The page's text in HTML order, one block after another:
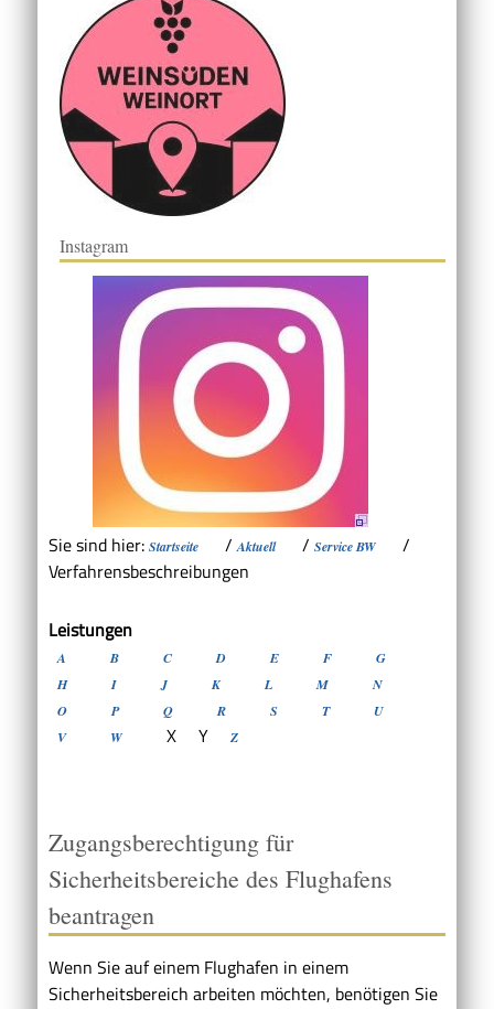
Instagram
Sie sind hier: Startseite /Aktuell / Service BW
/
Verfahrensbeschreibungen
Leistungen
A B C D E F
G
H
I J K L M
N
O
P Q R S T
U
V
W X Y Z
Zugangsberechtigung für
Sicherheitsbereiche des Flughafens
beantragen
Wenn Sie auf einem Flughafen in einem
Sicherheitsbereich arbeiten möchten, benötigen Sie